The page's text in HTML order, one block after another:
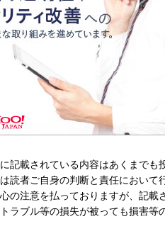
記載されている内容はあくまでも
読者ご自身の判断と責任におい
の注意を払っておりますが、記載
ラブル等の損失が被っても損害等